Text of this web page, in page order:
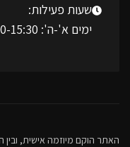
שעות פעילות:
ימים א'-ה': 08:30-15:30
האתר הוקם מיוזמה אישית,